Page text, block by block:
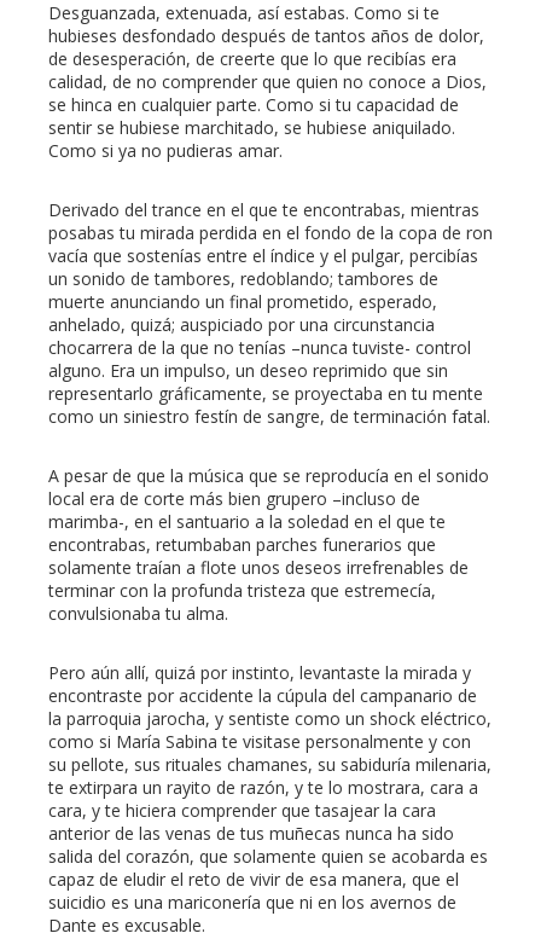
Desguanzada, extenuada, así estabas. Como si te
hubieses desfondado después de tantos años de dolor,
de desesperación, de creerte que lo que recibías era
calidad, de no comprender que quien no conoce a Dios,
se hinca en cualquier parte. Como si tu capacidad de
sentir se hubiese marchitado, se hubiese aniquilado.
Como si ya no pudieras amar.
Derivado del trance en el que te encontrabas, mientras
posabas tu mirada perdida en el fondo de la copa de ron
vacía que sostenías entre el índice y el pulgar, percibías
un sonido de tambores, redoblando; tambores de
muerte anunciando un final prometido, esperado,
anhelado, quizá; auspiciado por una circunstancia
chocarrera de la que no tenías –nunca tuviste- control
alguno. Era un impulso, un deseo reprimido que sin
representarlo gráficamente, se proyectaba en tu mente
como un siniestro festín de sangre, de terminación fatal.
A pesar de que la música que se reproducía en el sonido
local era de corte más bien grupero –incluso de
marimba-, en el santuario a la soledad en el que te
encontrabas, retumbaban parches funerarios que
solamente traían a flote unos deseos irrefrenables de
terminar con la profunda tristeza que estremecía,
convulsionaba tu alma.
Pero aún allí, quizá por instinto, levantaste la mirada y
encontraste por accidente la cúpula del campanario de
la parroquia jarocha, y sentiste como un shock eléctrico,
como si María Sabina te visitase personalmente y con
su pellote, sus rituales chamanes, su sabiduría milenaria,
te extirpara un rayito de razón, y te lo mostrara, cara a
cara, y te hiciera comprender que tasajear la cara
anterior de las venas de tus muñecas nunca ha sido
salida del corazón, que solamente quien se acobarda es
capaz de eludir el reto de vivir de esa manera, que el
suicidio es una mariconería que ni en los avernos de
Dante es excusable.